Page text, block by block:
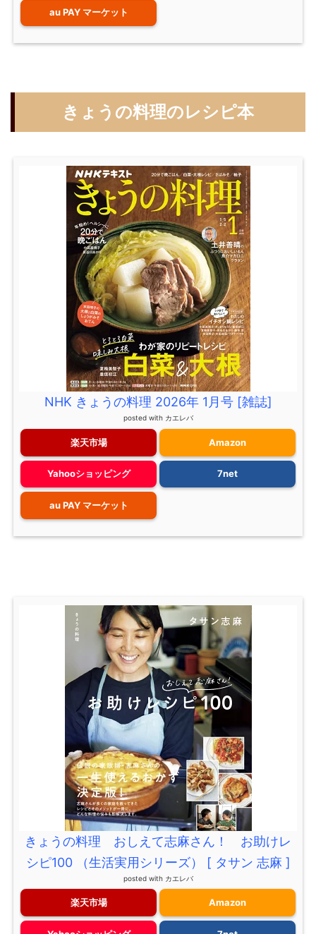
au PAY マーケット
きょうの料理のレシピ本
NHK きょうの料理 2026年 1月号 [雑誌]
posted with カエレバ
楽天市場 Amazon
Yahooショッピング 7net
au PAY マーケット
きょうの料理 おしえて志麻さん！ お助けレ
シピ100 （生活実用シリーズ） [ タサン 志麻 ]
posted with カエレバ
楽天市場 Amazon